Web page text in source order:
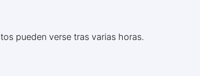
pueden verse tras varias horas.